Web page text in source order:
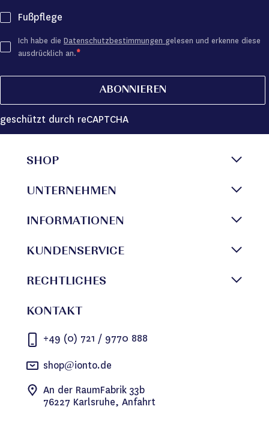
Fußpflege
Ich habe die Datenschutzbestimmungen gelesen und erkenne diese
ausdrücklich an.
ABONNIEREN
geschützt durch reCAPTCHA
SHOP
UNTERNEHMEN
INFORMATIONEN
KUNDENSERVICE
RECHTLICHES
KONTAKT
+49 (0) 721 / 9770 888
shop@ionto.de
An der RaumFabrik 33b
76227 Karlsruhe, Anfahrt